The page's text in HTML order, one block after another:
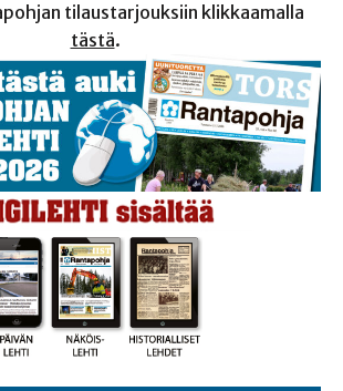
tilaustarjouksiin klikkaamalla
tästä.